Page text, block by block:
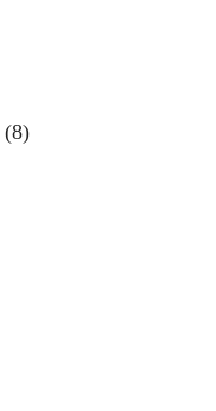
(8)